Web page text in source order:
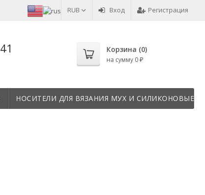
RUB Вход Регистрация
Корзина (0)
на сумму 0 ₽
НОСИТЕЛИ ДЛЯ ВЯЗАНИЯ МУХ И СИЛИКОНОВЫЕ